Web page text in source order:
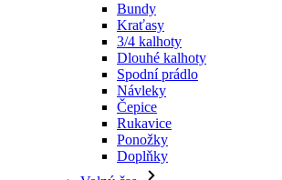
Návleky
Čepice
Rukavice
Ponožky
Doplňky
Volný čas
Vše v kategorii Volný čas
Trička
Mikiny
Čepice